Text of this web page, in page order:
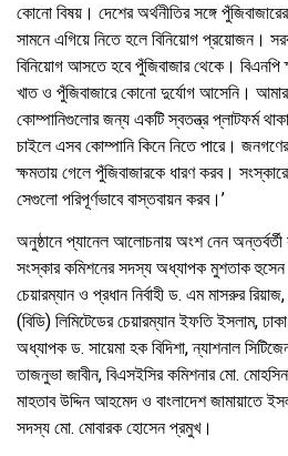
কোনো বিষয়। দেশের অর্থনীতির সঙ্গে
সামনে এগিয়ে নিতে হলে বিনিয়োগ প্রয়োজন।
বিনিয়োগ আসতে হবে পুঁজিবাজার থেকে। বিএনপি
খাত ও পুঁজিবাজারে কোনো দুর্যোগ আসেনি।
কোম্পানিগুলোর জন্য একটি স্বতন্ত্র প্লাটফর্ম
চাইলে এসব কোম্পানি কিনে নিতে পারে।
ক্ষমতায় গেলে পুঁজিবাজারকে ধারণ করব।
সেগুলো পরিপূর্ণভাবে বাস্তবায়ন করব।’
অনুষ্ঠানে প্যানেল আলোচনায় অংশ নেন অন্তর্বর্তী
সংস্কার কমিশনের সদস্য অধ্যাপক মুশতাক হুসেন
চেয়ারম্যান ও প্রধান নির্বাহী ড. এম মাসরুর রিয়াজ,
(বিডি) লিমিটেডের চেয়ারম্যান ইফতি ইসলাম,
অধ্যাপক ড. সায়েমা হক বিদিশা, ন্যাশনাল
তাজনুভা জাবীন, বিএসইসির কমিশনার মো.
মাহতাব উদ্দিন আহমেদ ও বাংলাদেশ জামায়াতে
সদস্য মো. মোবারক হোসেন প্রমুখ।